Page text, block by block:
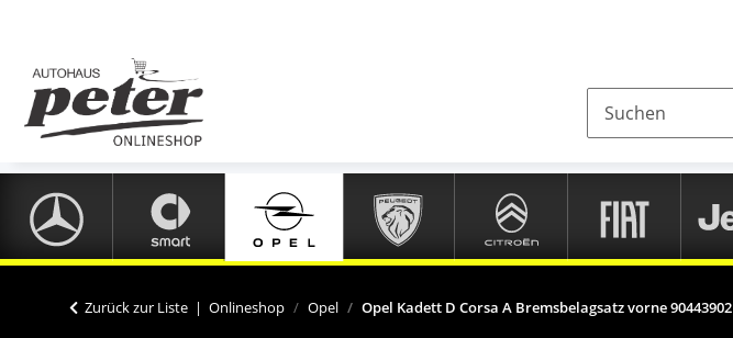
Zurück zur Liste Onlineshop Opel Opel Kadett D Corsa A Bremsbelagsatz vorne 90443902